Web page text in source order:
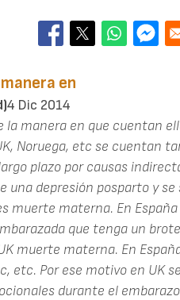
en
4 Dic 2014
la manera en que cuentan
Noruega, etc se cuentan
plazo por causas
una depresión posparto y
muerte materna. En
que tenga un
muerte materna. En
etc. Por ese motivo en UK
durante el